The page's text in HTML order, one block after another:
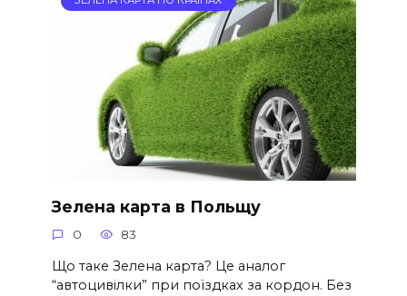
Зелена карта в Польщу
0 83
Що таке Зелена карта? Це аналог
“автоцивілки” при поїздках за кордон. Без